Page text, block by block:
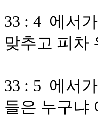
33 : 4 에서
맞추고 피차
33 : 5 에서
들은 누구냐